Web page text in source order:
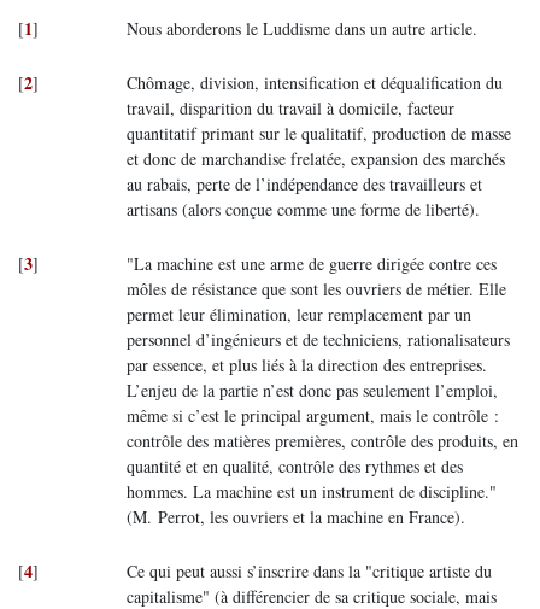
[1] Nous aborderons le Luddisme dans un autre article.
[2]
Chômage, division, intensification et déqualification du
travail, disparition du travail à domicile, facteur
quantitatif primant sur le qualitatif, production de masse
et donc de marchandise frelatée, expansion des marchés
au rabais, perte de l’indépendance des travailleurs et
artisans (alors conçue comme une forme de liberté).
[3]
"La machine est une arme de guerre dirigée contre ces
môles de résistance que sont les ouvriers de métier. Elle
permet leur élimination, leur remplacement par un
personnel d’ingénieurs et de techniciens, rationalisateurs
par essence, et plus liés à la direction des entreprises.
L’enjeu de la partie n’est donc pas seulement l’emploi,
même si c’est le principal argument, mais le contrôle :
contrôle des matières premières, contrôle des produits, en
quantité et en qualité, contrôle des rythmes et des
hommes. La machine est un instrument de discipline."
(M. Perrot, les ouvriers et la machine en France).
[4]
Ce qui peut aussi s’inscrire dans la "critique artiste du
capitalisme" (à différencier de sa critique sociale, mais